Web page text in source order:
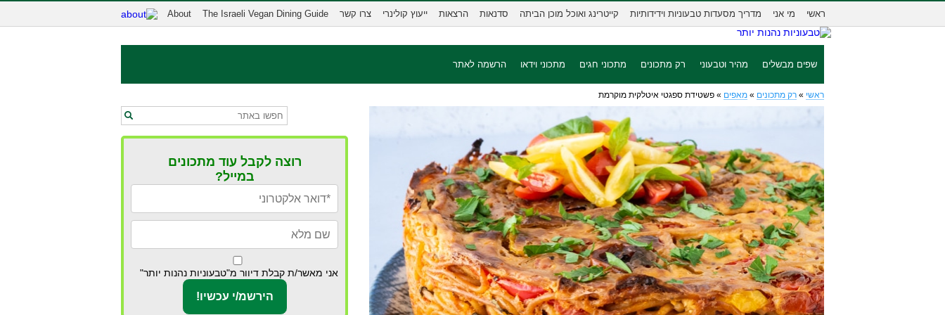
ראשי מי אני מדריך מסעדות טבעוניות וידידותיות קייטרינג ואוכל מוכן הביתה סדנאות הרצאות ייעוץ קולינרי צרו קשר The Israeli Vegan Dining Guide
About
שפים מבשלים מהיר וטבעוני רק מתכונים מתכוני חגים מתכוני וידאו הרשמה לאתר
ראשי » רק מתכונים » מאפים » פשטידת ספגטי איטלקית מוקרמת
רוצה לקבל עוד מתכונים
במייל?
אני מאשר/ת קבלת דיוור מ"טבעוניות נהנות יותר"